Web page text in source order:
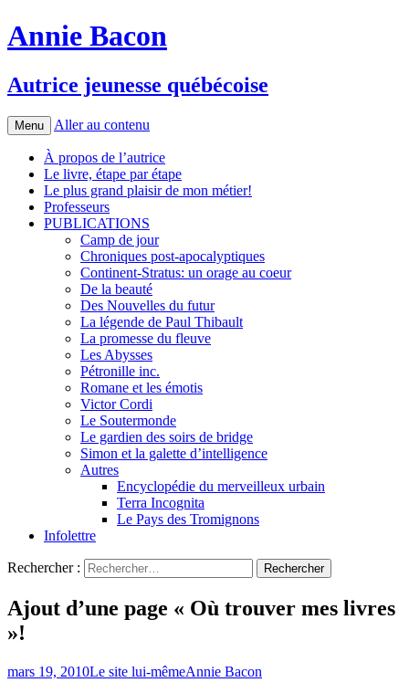
Annie Bacon
Autrice jeunesse québécoise
Menu Aller au contenu
À propos de l’autrice
Le livre, étape par étape
Le plus grand plaisir de mon métier!
Professeurs
PUBLICATIONS
Camp de jour
Chroniques post-apocalyptiques
Continent-Stratus: un orage au coeur
De la beauté
Des Nouvelles du futur
La légende de Paul Thibault
La promesse du fleuve
Les Abysses
Pétronille inc.
Romane et les émotis
Victor Cordi
Le Soutermonde
Le gardien des soirs de bridge
Simon et la galette d’intelligence
Autres
Encyclopédie du merveilleux urbain
Terra Incognita
Le Pays des Tromignons
Infolettre
Rechercher :
Ajout d’une page « Où trouver mes livres
»!
mars 19, 2010Le site lui-mêmeAnnie Bacon